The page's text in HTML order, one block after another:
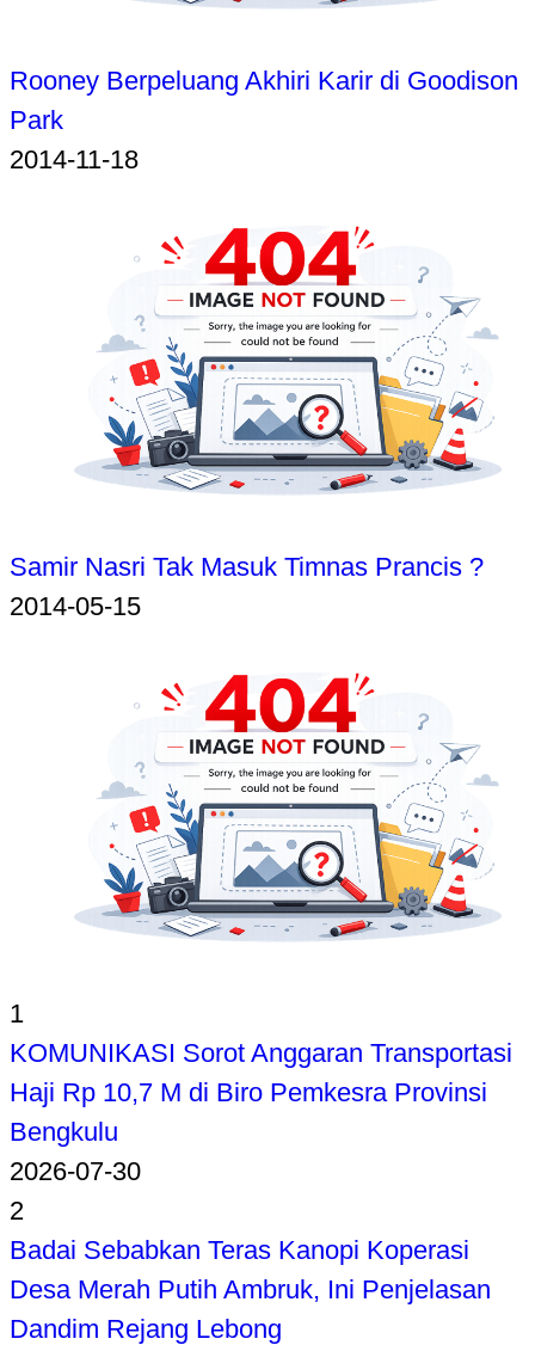
Rooney Berpeluang Akhiri Karir di Goodison
Park
2014-11-18
Samir Nasri Tak Masuk Timnas Prancis ?
2014-05-15
1
KOMUNIKASI Sorot Anggaran Transportasi
Haji Rp 10,7 M di Biro Pemkesra Provinsi
Bengkulu
2026-07-30
2
Badai Sebabkan Teras Kanopi Koperasi
Desa Merah Putih Ambruk, Ini Penjelasan
Dandim Rejang Lebong